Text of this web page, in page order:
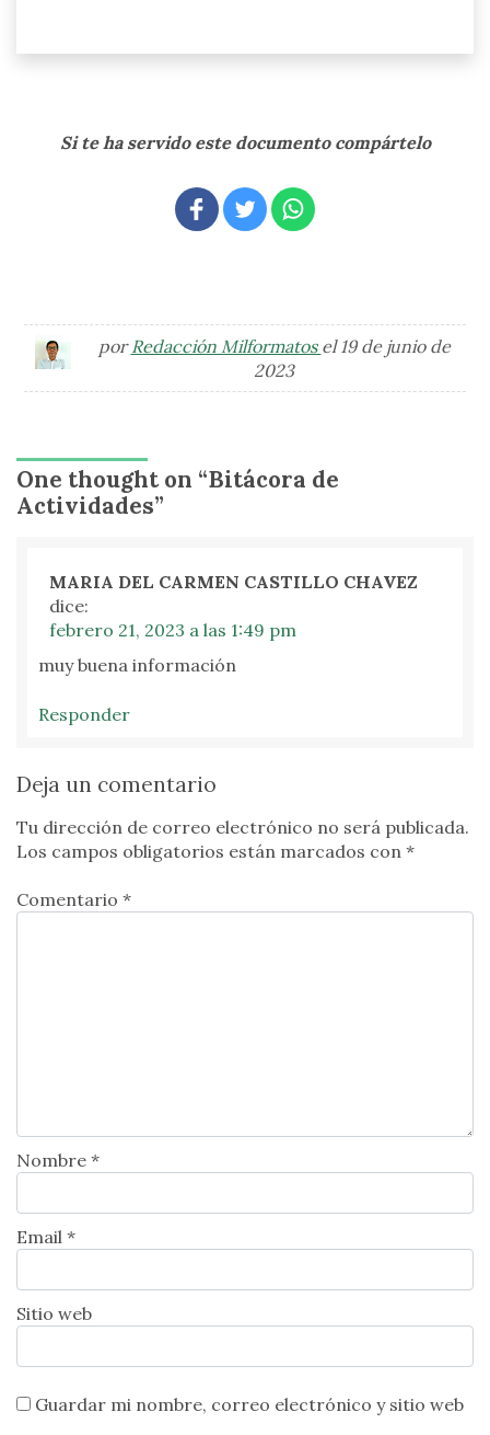
Si te ha servido este documento compártelo
porRedacción Milformatos el 19 de junio de
2023
One thought on “Bitácora de
Actividades”
MARIA DEL CARMEN CASTILLO CHAVEZ
dice:
febrero 21, 2023 a las 1:49 pm
muy buena información
Responder
Deja un comentario
Tu dirección de correo electrónico no será publicada.
Los campos obligatorios están marcados con *
Comentario *
Nombre *
Email *
Sitio web
Guardar mi nombre, correo electrónico y sitio web